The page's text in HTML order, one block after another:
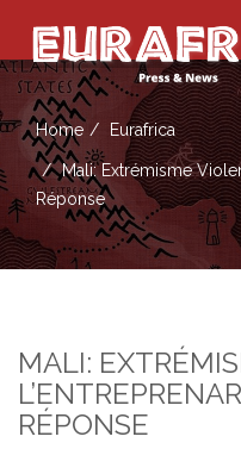
Home Eurafrica
Mali: Extrémisme
Réponse
MALI:
RÉPONSE